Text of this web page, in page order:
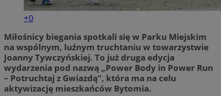
+0
Miłośnicy biegania spotkali się w Parku Miejskim
na wspólnym, luźnym truchtaniu w towarzystwie
Joanny Tywczyńskiej. To już druga edycja
wydarzenia pod nazwą „Power Body in Power Run
– Potruchtaj z Gwiazdą”, która ma na celu
aktywizację mieszkańców Bytomia.